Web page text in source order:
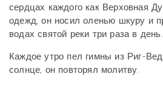
сердцах каждого как Верховная
одежд, он носил оленью шкуру и
водах святой реки три раза в день.
Каждое утро пел гимны из Риг-
солнце, он повторял молитву.